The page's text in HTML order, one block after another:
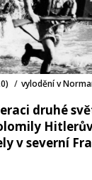
/ vylodění v
druhé
v severní